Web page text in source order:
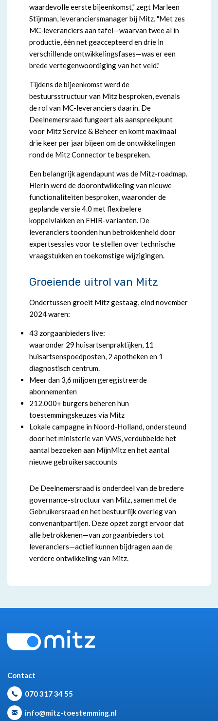
waardevolle eerste bijeenkomst," zegt Marleen
Stijnman, leveranciersmanager bij Mitz. "Met zes
MC-leveranciers aan tafel—waarvan twee al in
productie, één net geaccepteerd en drie in
verschillende ontwikkelingsfases—was er een
brede vertegenwoordiging van het veld."
Tijdens de bijeenkomst werd de
bestuursstructuur van Mitz besproken, evenals
de rol van MC-leveranciers daarin. De
Deelnemersraad fungeert als aanspreekpunt
voor Mitz Service & Beheer en komt maximaal
drie keer per jaar bijeen om de ontwikkelingen
rond de Mitz Connector te bespreken.
Een belangrijk agendapunt was de Mitz-roadmap.
Hierin werd de doorontwikkeling van nieuwe
functionaliteiten besproken, waaronder de
geplande versie 4.0 met flexibelere
koppelvlakken en FHIR-varianten. De
leveranciers toonden hun betrokkenheid door
expertsessies voor te stellen over technische
vraagstukken en toekomstige wijzigingen.
Groeiende uitrol van Mitz
Ondertussen groeit Mitz gestaag, eind november
2024 waren:
43 zorgaanbieders live:
waaronder 29 huisartsenpraktijken, 11
huisartsenspoedposten, 2 apotheken en 1
diagnostisch centrum.
Meer dan 3,6 miljoen geregistreerde
abonnementen
212.000+ burgers beheren hun
toestemmingskeuzes via Mitz
Lokale campagne in Noord-Holland, ondersteund
door het ministerie van VWS, verdubbelde het
aantal bezoeken aan MijnMitz en het aantal
nieuwe gebruikersaccounts
De Deelnemersraad is onderdeel van de bredere
governance-structuur van Mitz, samen met de
Gebruikersraad en het bestuurlijk overleg van
convenantpartijen. Deze opzet zorgt ervoor dat
alle betrokkenen—van zorgaanbieders tot
leveranciers—actief kunnen bijdragen aan de
verdere ontwikkeling van Mitz.
Contact
070 317 34 55
info@mitz-toestemming.nl